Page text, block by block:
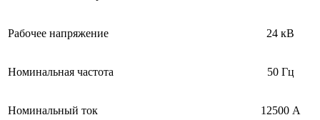
Рабочее напряжение 24 кВ
Номинальная частота 50 Гц
Номинальный ток 12500 А